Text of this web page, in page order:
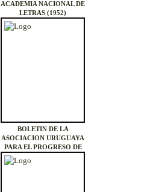
ACADEMIA NACIONAL DE
LETRAS (1952)
BOLETIN DE LA
ASOCIACION URUGUAYA
PARA EL PROGRESO DE
LA CIENCIA (1948 - )